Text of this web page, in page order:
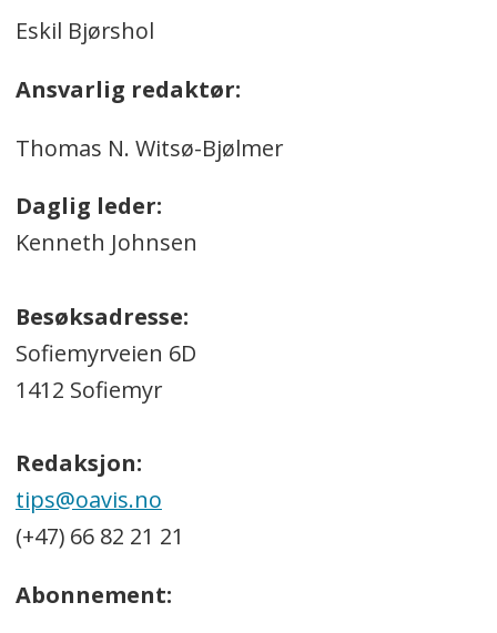
Eskil Bjørshol
Ansvarlig redaktør:
Thomas N. Witsø-Bjølmer
Daglig leder:
Kenneth Johnsen
Besøksadresse:
Sofiemyrveien 6D
1412 Sofiemyr
Redaksjon:
tips@oavis.no
(+47) 66 82 21 21
Abonnement: